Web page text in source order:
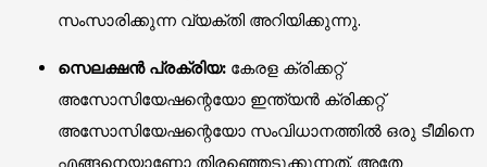
സംസാരിക്കുന്ന വ്യക്തി അറിയിക്കുന്നു.
സെലക്ഷൻ പ്രക്രിയ:കേരള ക്രിക്കറ്റ്
അസോസിയേഷന്റെയോ ഇന്ത്യൻ ക്രിക്കറ്റ്
അസോസിയേഷന്റെയോ സംവിധാനത്തിൽ ഒരു ടീമിനെ
എങ്ങനെയാണോ തിരഞ്ഞെടുക്കുന്നത്, അതേ